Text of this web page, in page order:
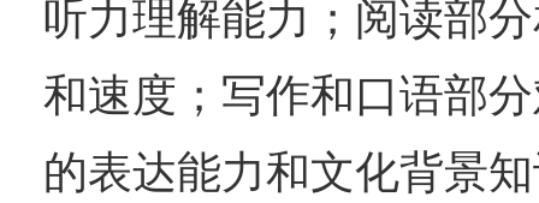
听力理解能力；阅读部
和速度；写作和口语部
的表达能力和文化背景